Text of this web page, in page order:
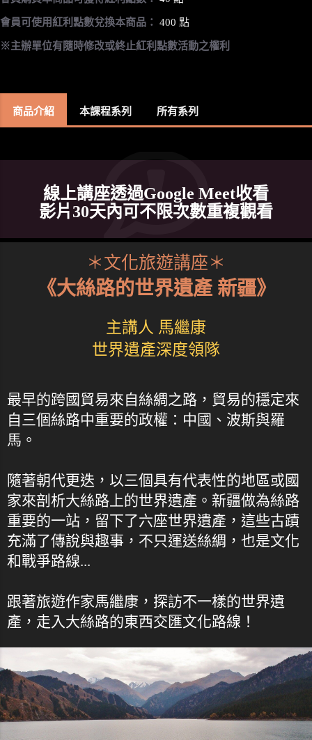
會員可使用紅利點數兌換本商品： 400 點
※主辦單位有隨時修改或終止紅利點數活動之權利
商品介紹 本課程系列 所有系列
線上講座透過Google Meet收看
影片30天內可不限次數重複觀看
＊文化旅遊講座＊
《大絲路的世界遺產 新疆》
主講人 馬繼康
世界遺產深度領隊
最早的跨國貿易來自絲綢之路，貿易的穩定來
自三個絲路中重要的政權：中國、波斯與羅
馬。
隨著朝代更迭，以三個具有代表性的地區或國
家來剖析大絲路上的世界遺產。新疆做為絲路
重要的一站，留下了六座世界遺產，這些古蹟
充滿了傳說與趣事，不只運送絲綢，也是文化
和戰爭路線...
跟著旅遊作家馬繼康，探訪不一樣的世界遺
產，走入大絲路的東西交匯文化路線！